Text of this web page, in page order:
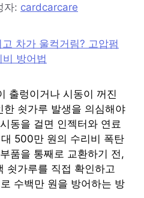
자: cardcarcare
출렁이거나 시동이 꺼진
쇳가루 발생을 의심해야
동을 걸면 인젝터와 연료
500만 원의 수리비 폭탄
품을 통째로 교환하기 전,
쇳가루를 직접 확인하고
수백만 원을 방어하는 방